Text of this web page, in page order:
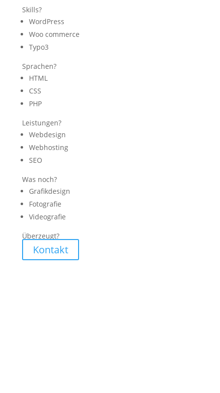
Skills?
WordPress
Woo commerce
Typo3
Sprachen?
HTML
CSS
PHP
Leistungen?
Webdesign
Webhosting
SEO
Was noch?
Grafikdesign
Fotografie
Videografie
Überzeugt?
Kontakt